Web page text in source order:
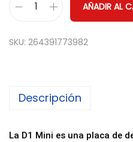
a
d
D
AÑADIR AL
SKU: 264391773982
Descripción
La D1 Mini es una placa de